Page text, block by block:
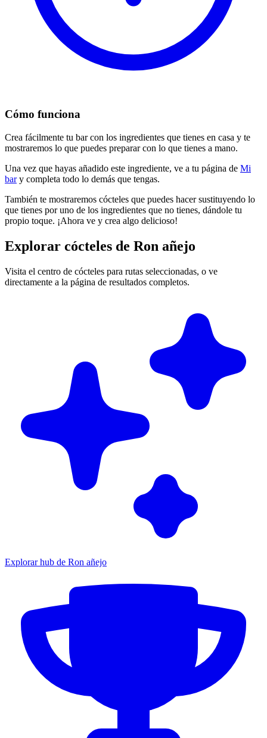
Cómo funciona
Crea fácilmente tu bar con los ingredientes que tienes en casa y te
mostraremos lo que puedes preparar con lo que tienes a mano.
Una vez que hayas añadido este ingrediente, ve a tu página de Mi
bary completa todo lo demás que tengas.
También te mostraremos cócteles que puedes hacer sustituyendo lo
que tienes por uno de los ingredientes que no tienes, dándole tu
propio toque. ¡Ahora ve y crea algo delicioso!
Explorar cócteles de Ron añejo
Visita el centro de cócteles para rutas seleccionadas, o ve
directamente a la página de resultados completos.
Explorar hub de Ron añejo